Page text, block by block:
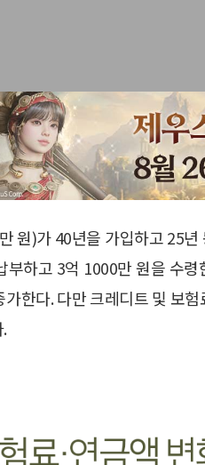
원)가 40년을 가입하고 25
하고 3억 1000만 원을 수
한다. 다만 크레디트 및 보